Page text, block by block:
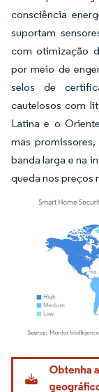
consciência
suportam
com otimização
por meio de
selos de
cautelosos com
Latina e o
mas
banda larga e na
queda nos preços
Imagem © Mordor